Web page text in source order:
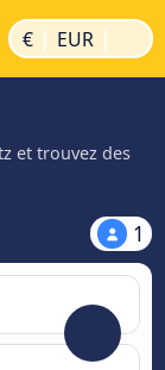
€ | EUR |
et trouvez des
1